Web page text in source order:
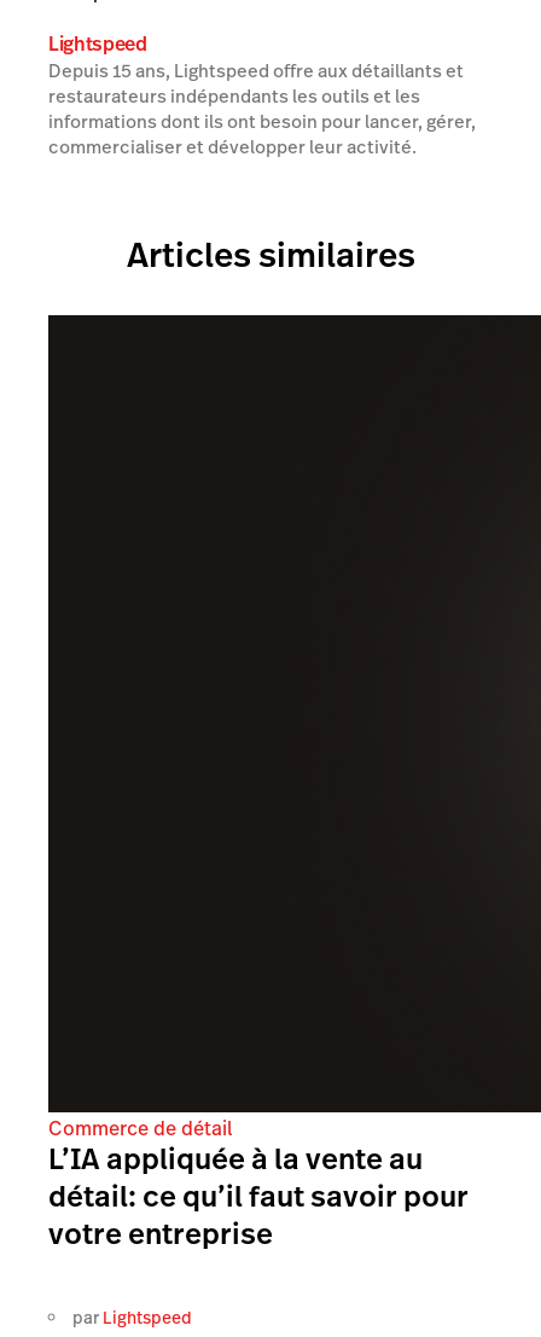
Lightspeed
Depuis 15 ans, Lightspeed offre aux détaillants et
restaurateurs indépendants les outils et les
informations dont ils ont besoin pour lancer, gérer,
commercialiser et développer leur activité.
Articles similaires
Commerce de détail
L’IA appliquée à la vente au
détail: ce qu’il faut savoir pour
votre entreprise
par Lightspeed